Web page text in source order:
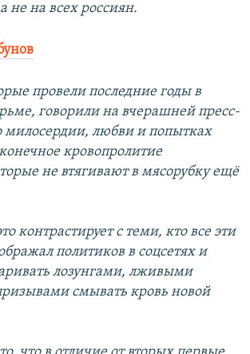
не на всех россиян.
провели последние годы в
говорили на вчерашней пресс-
милосердии, любви и попытках
кровопролитие
не втягивают в мясорубку ещё
контрастирует с теми, кто все эти
политиков в соцсетях и
лозунгами, лживыми
смывать кровь новой